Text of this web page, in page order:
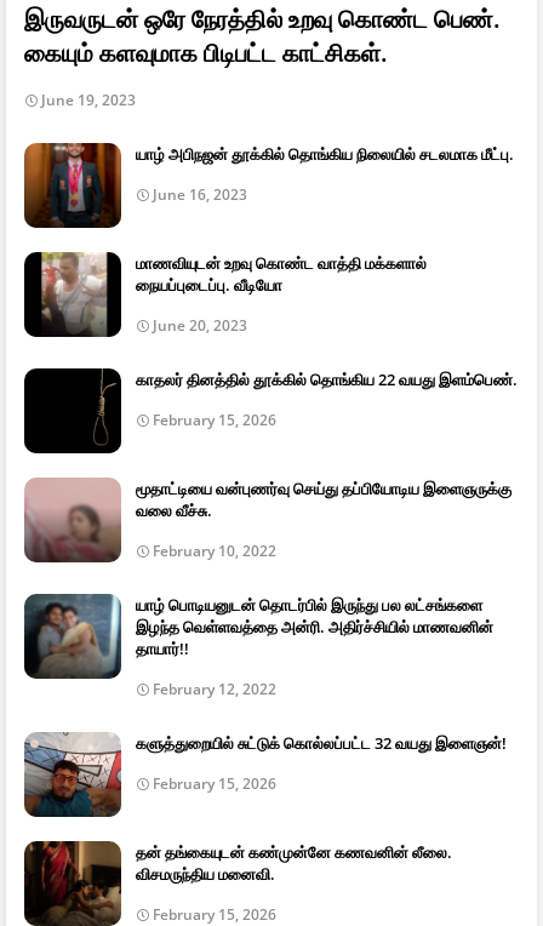
இருவருடன் ஒரே நேரத்தில் உறவு கொண்ட பெண்.
கையும் களவுமாக பிடிபட்ட காட்சிகள்.
June 19, 2023
யாழ் அபிநஜன் தூக்கில் தொங்கிய நிலையில் சடலமாக மீட்பு.
June 16, 2023
மாணவியுடன் உறவு கொண்ட வாத்தி மக்களால்
நையப்புடைப்பு. வீடியோ
June 20, 2023
காதலர் தினத்தில் தூக்கில் தொங்கிய 22 வயது இளம்பெண்.
February 15, 2026
மூதாட்டியை வன்புணர்வு செய்து தப்பியோடிய இளைஞருக்கு
வலை வீச்சு.
February 10, 2022
யாழ் பொடியனுடன் தொடர்பில் இருந்து பல லட்சங்களை
இழந்த வெள்ளவத்தை அன்ரி. அதிர்ச்சியில் மாணவனின்
தாயார்!!
February 12, 2022
களுத்துறையில் சுட்டுக் கொல்லப்பட்ட 32 வயது இளைஞன்!
February 15, 2026
தன் தங்கையுடன் கண்முன்னே கணவனின் லீலை.
விசமருந்திய மனைவி.
February 15, 2026